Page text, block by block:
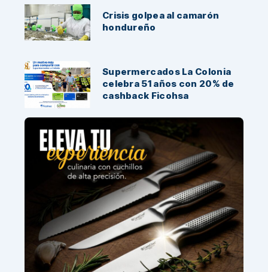
Crisis golpea al camarón
hondureño
Supermercados La Colonia
celebra 51 años con 20% de
cashback Ficohsa